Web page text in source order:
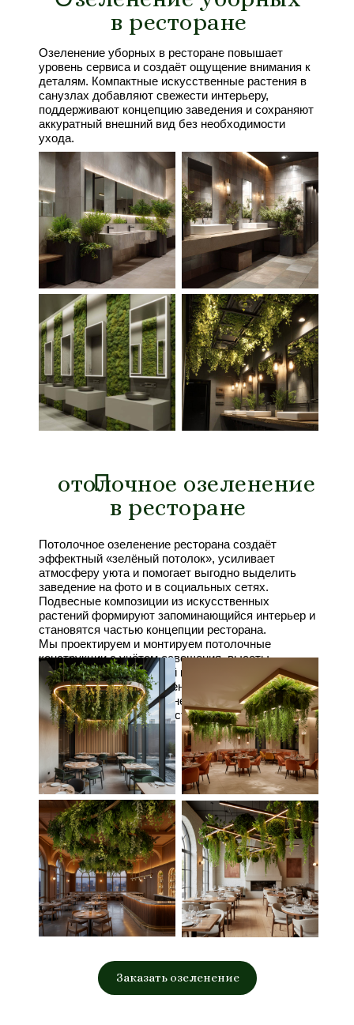
Заказать озеленение
отолочное озеленение
в ресторане
Потолочное озеленение ресторана создаёт
эффектный «зелёный потолок», усиливает
атмосферу уюта и помогает выгодно выделить
заведение на фото и в социальных сетях.
Подвесные композиции из искусственных
растений формируют запоминающийся интерьер и
становятся частью концепции ресторана.
Мы проектируем и монтируем потолочные
конструкции с учётом освещения, высоты
потолков, посадки гостей и требований
безопасности. Искусственные растения
сохраняют аккуратный внешний вид, не требуют
ухода и подходят для ресторанов с высокой
проходимостью.
П
в ресторане
Озеленение уборных в ресторане повышает
уровень сервиса и создаёт ощущение внимания к
деталям. Компактные искусственные растения в
санузлах добавляют свежести интерьеру,
поддерживают концепцию заведения и сохраняют
аккуратный внешний вид без необходимости
ухода.